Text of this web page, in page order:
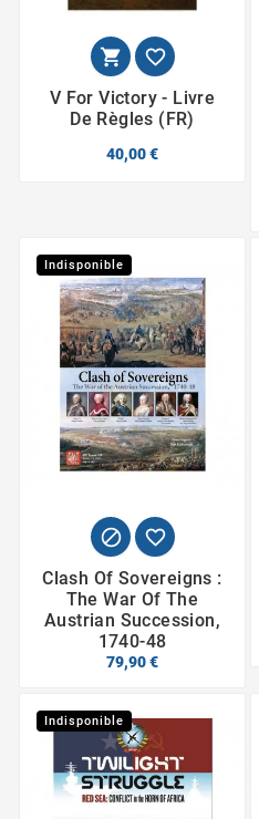
 
V For Victory - Livre
De Règles (FR)
40,00 €
Indisponible
 
Clash Of Sovereigns :
The War Of The
Austrian Succession,
1740-48
79,90 €
Indisponible